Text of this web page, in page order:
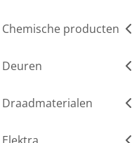
Chemische producten
Deuren
Draadmaterialen